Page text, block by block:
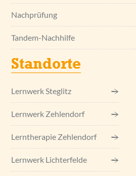
Nachprüfung
Tandem-Nachhilfe
Standorte
Lernwerk Steglitz
Lernwerk Zehlendorf
Lerntherapie Zehlendorf
Lernwerk Lichterfelde